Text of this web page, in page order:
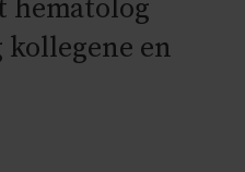
hematolog
kollegene en